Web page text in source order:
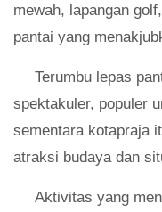
mewah, lapangan
pantai yang
Terumbu lepas
spektakuler, populer
sementara kotapraja
atraksi budaya dan
Aktivitas yang